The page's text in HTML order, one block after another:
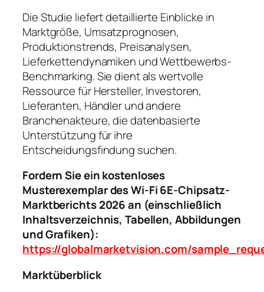
Die Studie liefert detaillierte Einblicke in
Marktgröße, Umsatzprognosen,
Produktionstrends, Preisanalysen,
Lieferkettendynamiken und Wettbewerbs-
Benchmarking. Sie dient als wertvolle
Ressource für Hersteller, Investoren,
Lieferanten, Händler und andere
Branchenakteure, die datenbasierte
Unterstützung für ihre
Entscheidungsfindung suchen.
Fordern Sie ein kostenloses
Musterexemplar des Wi-Fi 6E-Chipsatz-
Marktberichts 2026 an (einschließlich
Inhaltsverzeichnis, Tabellen, Abbildungen
und Grafiken):
https://globalmarketvision.com/
Marktüberblick